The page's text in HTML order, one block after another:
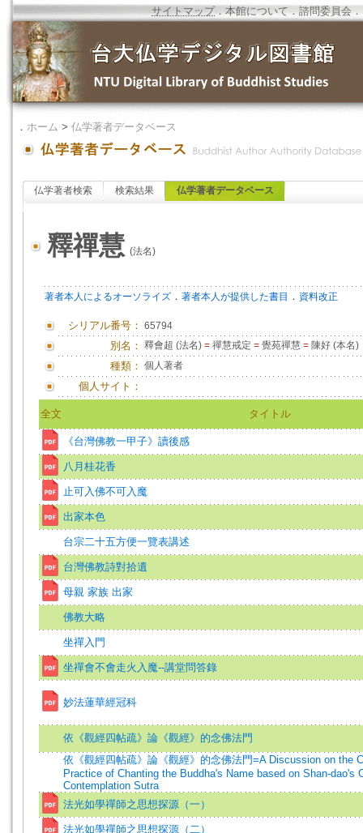
サイトマップ．本館について ．諮問委員会 ．
． ホーム > 仏学著者データベース
仏学著者検索 検索結果 仏学著者データベース
釋禪慧 (法名)
著者本人によるオーソライズ ． 著者本人が提供した書目 ． 資料改正
シリアル番号： 65794
別名： 釋會超 (法名) = 禪慧戒定 = 覺苑禪慧 = 陳好 (本名)
種類： 個人著者
個人サイト：
全文 タイトル
《台灣佛教一甲子》讀後感
八月桂花香
止可入佛不可入魔
出家本色
台宗二十五方便一覽表講述
台灣佛教詩對拾遺
母親 家族 出家
佛教大略
坐禪入門
坐禪會不會走火入魔--講堂問答錄
妙法蓮華經冠科
依《觀經四帖疏》論《觀經》的念佛法門
依《觀經四帖疏》論《觀經》的念佛法門=A Discussion on the
Practice of Chanting the Buddha's Name based on Shan-dao's
Contemplation Sutra
法光如學禪師之思想探源（一）
法光如學禪師之思想探源（二）